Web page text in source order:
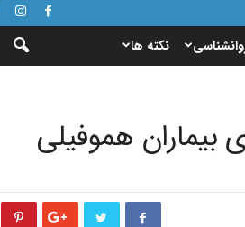
نکته ها
بیماران هموفیلی